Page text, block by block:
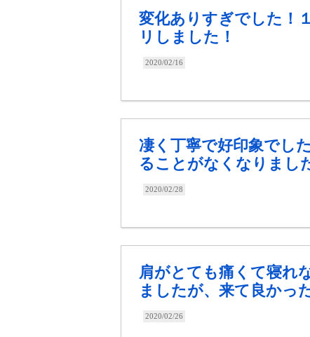
変化ありすぎでした！
リしました！
2020/02/16
凄く丁寧で好印象でし
ることがなくなりまし
2020/02/28
肩がとても痛くて寝れ
ましたが、来て良かっ
2020/02/26